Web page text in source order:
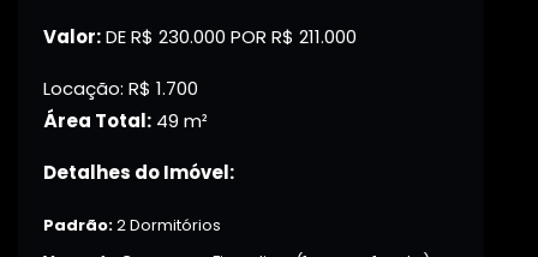
Valor:DE R$ 230.000 POR R$ 211.000
Locação: R$ 1.700
Área Total: 49 m²
Detalhes do Imóvel:
Padrão:2 Dormitórios